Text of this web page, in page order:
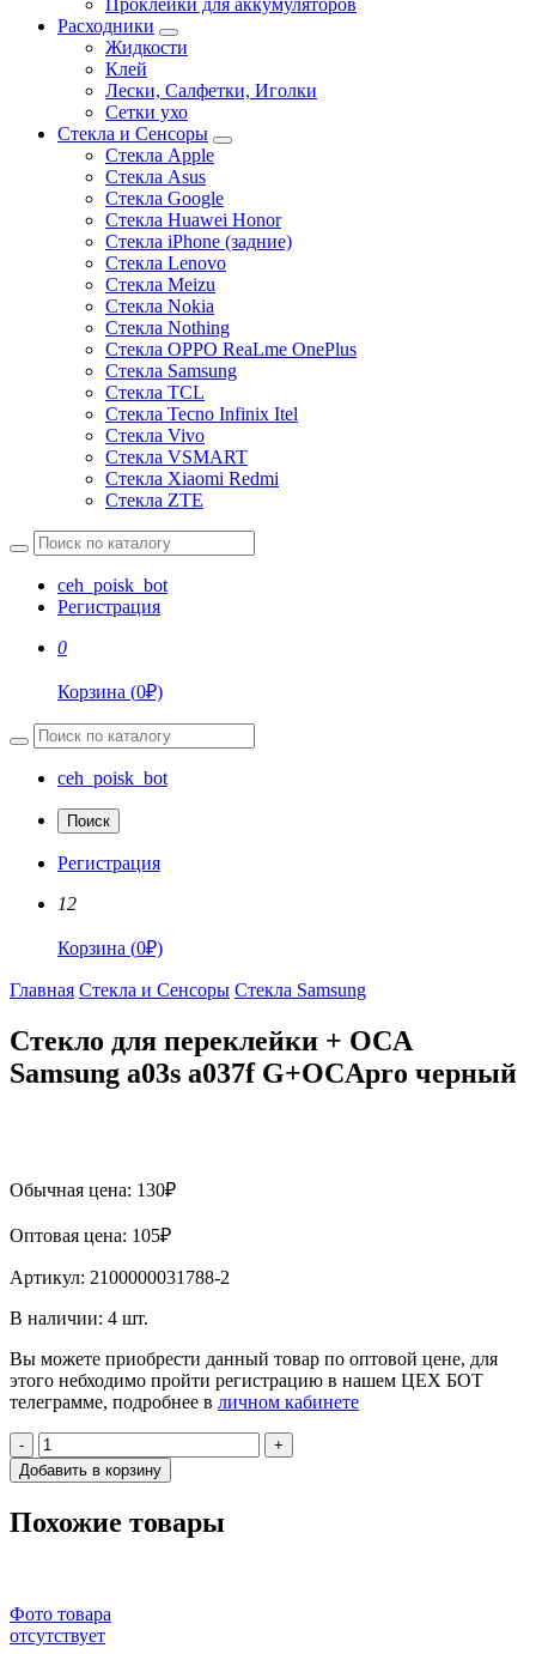
Расходники
Жидкости
Клей
Лески, Салфетки, Иголки
Сетки ухо
Стекла и Сенсоры
Стекла Apple
Стекла Asus
Стекла Google
Стекла Huawei Honor
Стекла iPhone (задние)
Стекла Lenovo
Стекла Meizu
Стекла Nokia
Стекла Nothing
Стекла OPPO ReaLme OnePlus
Стекла Samsung
Стекла TCL
Стекла Tecno Infinix Itel
Стекла Vivo
Стекла VSMART
Стекла Xiaomi Redmi
Стекла ZTE
ceh_poisk_bot
Регистрация
0
Корзина (0₽)
ceh_poisk_bot
Поиск
Регистрация
12
Корзина (0₽)
Главная Стекла и Сенсоры Стекла Samsung
Стекло для переклейки + OCA
Samsung a03s a037f G+OCApro черный
Обычная цена: 130₽
Оптовая цена: 105₽
Артикул: 2100000031788-2
В наличии: 4 шт.
Вы можете приобрести данный товар по оптовой цене, для
этого небходимо пройти регистрацию в нашем ЦЕХ БОТ
телеграмме, подробнее в личном кабинете
-
+
Добавить в корзину
Похожие товары
Фото товара
отсутствует